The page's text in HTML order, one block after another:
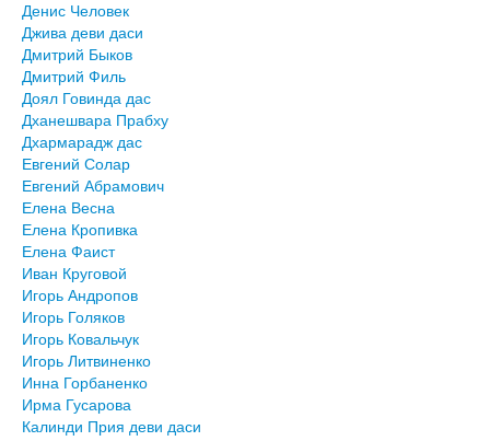
Денис Человек
Джива деви даси
Дмитрий Быков
Дмитрий Филь
Доял Говинда дас
Дханешвара Прабху
Дхармарадж дас
Евгений Солар
Евгений Абрамович
Елена Весна
Елена Кропивка
Елена Фаист
Иван Круговой
Игорь Андропов
Игорь Голяков
Игорь Ковальчук
Игорь Литвиненко
Инна Горбаненко
Ирма Гусарова
Калинди Прия деви даси